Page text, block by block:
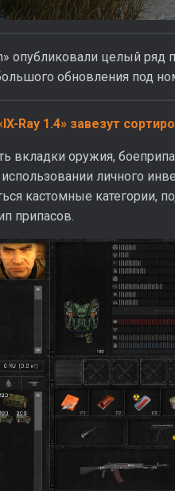
опубликовали целый
обновления под
Ray 1.4» завезут
вкладки оружия,
личного
кастомные категории,
припасов.